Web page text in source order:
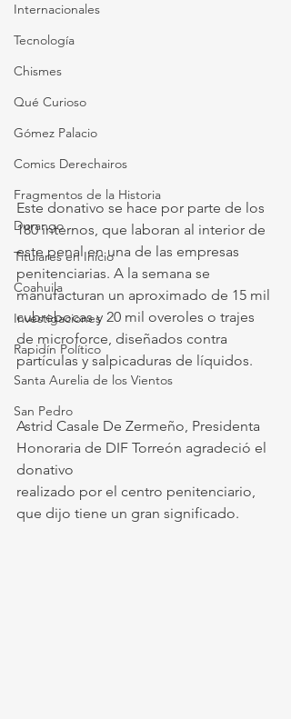
Internacionales
Tecnología
Chismes
Qué Curioso
Gómez Palacio
Comics Derechairos
Fragmentos de la Historia
Durango
Titulares en Inicio
Coahuila
Investigaciones
Rapidín Político
Santa Aurelia de los Vientos
San Pedro
Este donativo se hace por parte de los
180 internos, que laboran al interior de
este penal en una de las empresas
penitenciarias. A la semana se
manufacturan un aproximado de 15 mil
cubrebocas y 20 mil overoles o trajes
de microforce, diseñados contra
partículas y salpicaduras de líquidos.
Astrid Casale De Zermeño, Presidenta
Honoraria de DIF Torreón agradeció el
donativo
realizado por el centro penitenciario,
que dijo tiene un gran significado.